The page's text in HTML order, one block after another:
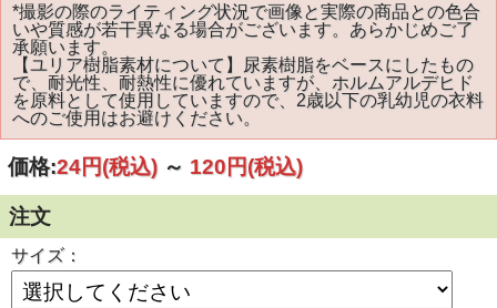
*撮影の際のライティング状況で画像と実際の商品との色合
いや質感が若干異なる場合がございます。あらかじめご了
承願います。
【ユリア樹脂素材について】尿素樹脂をベースにしたもの
で、耐光性、耐熱性に優れていますが、ホルムアルデヒド
を原料として使用していますので、2歳以下の乳幼児の衣料
へのご使用はお避けください。
価格:24円(税込) ～ 120円(税込)
注文
サイズ：